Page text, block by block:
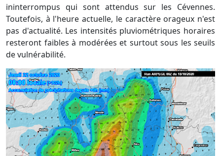
ininterrompus qui sont attendus sur les Cévennes.
Toutefois, à l'heure actuelle, le caractère orageux n'est
pas d'actualité. Les intensités pluviométriques horaires
resteront faibles à modérées et surtout sous les seuils
de vulnérabilité.